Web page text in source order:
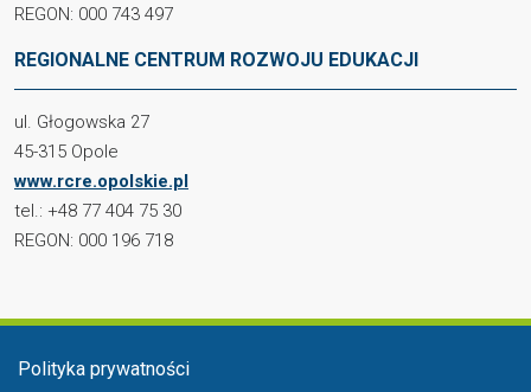
REGON: 000 743 497
REGIONALNE CENTRUM ROZWOJU EDUKACJI
ul. Głogowska 27
45-315 Opole
www.rcre.opolskie.pl
tel.: +48 77 404 75 30
REGON: 000 196 718
Menu stopka
Polityka prywatności